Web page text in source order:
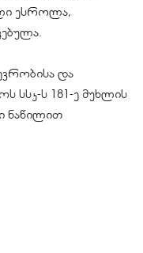
ესროლა,
და
სსკ-ს 181-ე მუხლის
ნაწილით